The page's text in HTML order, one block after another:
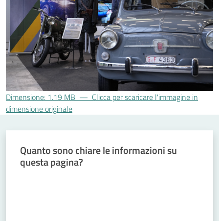
Amministrazione
trasparente
Chi siamo
Cosa facciamo
Comunicazione
Dimensione: 1.19 MB — Clicca per scaricare l'immagine in
dimensione originale
Quanto sono chiare le informazioni su
questa pagina?